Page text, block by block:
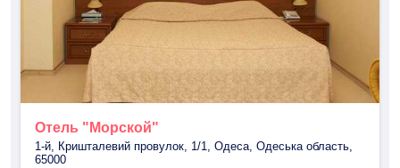
Отель "Морской"
1-й, Кришталевий провулок, 1/1, Одеса, Одеська область,
65000